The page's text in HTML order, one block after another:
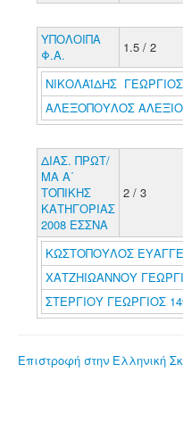
ΥΠΟΛΟΙΠΑ
Φ.Α.
1.5 / 2
ΝΙΚΟΛΑΪΔΗΣ
ΑΛΕΞΟΠΟΥΛΟΣ
ΔΙΑΣ. ΠΡΩΤ/
ΜΑ Α΄
ΤΟΠΙΚΗΣ
ΚΑΤΗΓΟΡΙΑΣ
2008 ΕΣΣΝΑ
2 / 3
ΚΩΣΤΟΠΟΥΛΟΣ
ΧΑΤΖΗΙΩΑΝΝΟΥ
ΣΤΕΡΓΙΟΥ ΓΕΩΡΓΙΟΣ
Επιστροφή στην Ελληνική